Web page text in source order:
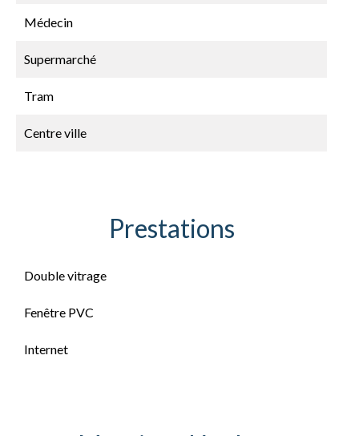
Médecin
Supermarché
Tram
Centre ville
Prestations
Double vitrage
Fenêtre PVC
Internet